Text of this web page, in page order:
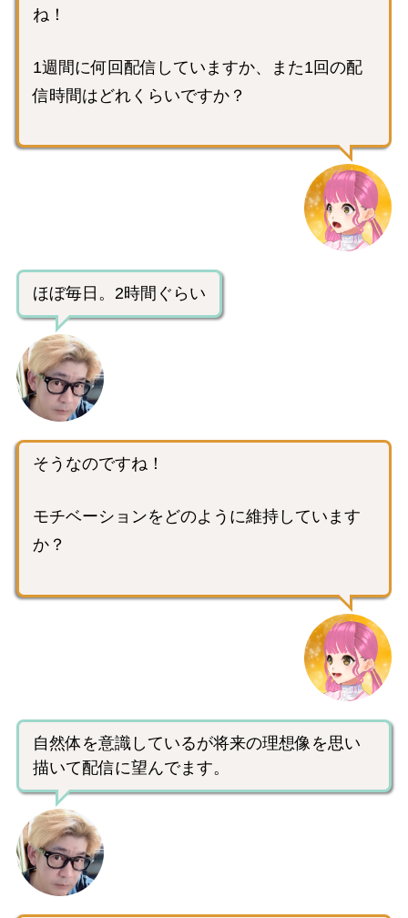
ね！
1週間に何回配信していますか、また1回の配
信時間はどれくらいですか？
ほぼ毎日。2時間ぐらい
そうなのですね！
モチベーションをどのように維持しています
か？
自然体を意識しているが将来の理想像を思い
描いて配信に望んでます。